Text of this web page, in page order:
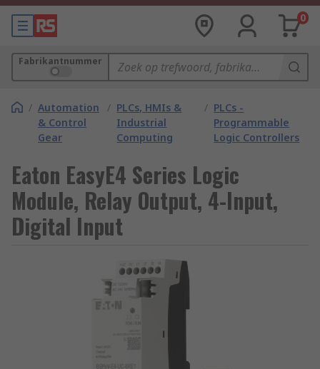
0
Fabrikantnummer
/ Automation
& Control
Gear
/ PLCs, HMIs &
Industrial
Computing
/ PLCs -
Programmable
Logic Controllers
Eaton EasyE4 Series Logic
Module, Relay Output, 4-Input,
Digital Input